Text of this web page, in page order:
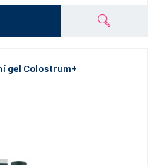
gel Colostrum+